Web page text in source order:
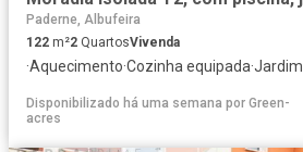
Paderne, Albufeira
122 m²2 QuartosVivenda
·Aquecimento·Cozinha equipada·Jardim
Disponibilizado há uma semana por Green-
acres